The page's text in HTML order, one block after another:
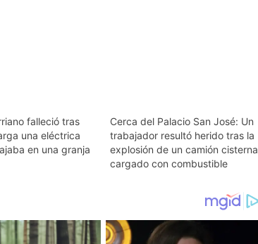
falleció tras
una eléctrica
en una granja
Cerca del Palacio San José: Un
trabajador resultó herido tras la
explosión de un camión cisterna
cargado con combustible